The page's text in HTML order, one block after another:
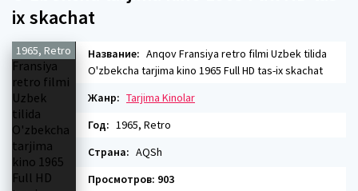
ix skachat
1965, Retro Название: Anqov Fransiya retro filmi Uzbek tilida
O'zbekcha tarjima kino 1965 Full HD tas-ix skachat
Жанр: Tarjima Kinolar
Год: 1965, Retro
Страна: AQSh
Просмотров: 903